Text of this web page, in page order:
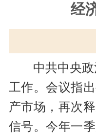
经
中共中央
工作。会议指
产市场，再次
信号。今年一